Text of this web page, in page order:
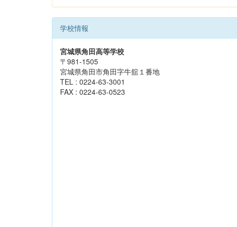
学校情報
宮城県角田高等学校
〒981-1505
宮城県角田市角田字牛舘１番地
TEL : 0224-63-3001
FAX : 0224-63-0523